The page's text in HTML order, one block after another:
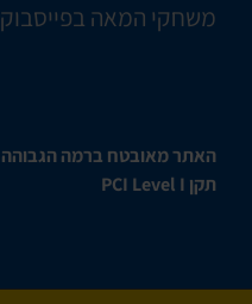
משחקי המאה בפייסבוק
תקן PCI Level I